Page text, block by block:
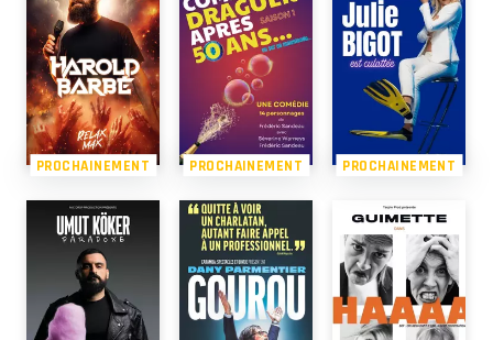
PROCHAINEMENT PROCHAINEMENT PROCHAINEMENT